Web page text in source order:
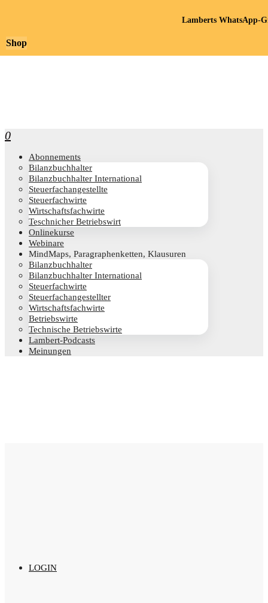
0
Abon­ne­ments
Bilanz­buch­hal­ter
Bilanz­buch­hal­ter International
Steu­er­fach­an­ge­stell­te
Steu­er­fach­wir­te
Wirt­schafts­fach­wir­te
Teschni­cher Betriebswirt
Online­kur­se
Web­i­na­re
Mind­Maps, Para­gra­phen­ket­ten, Klausuren
Bilanz­buch­hal­ter
Bilanz­buch­hal­ter International
Steu­er­fach­wir­te
Steu­er­fach­an­ge­stell­ter
Wirt­schafts­fach­wir­te
Betriebs­wir­te
Tech­ni­sche Betriebswirte
Lam­­bert-Pod­­casts
Mei­nun­gen
LOGIN
Shop
Lamberts WhatsApp-